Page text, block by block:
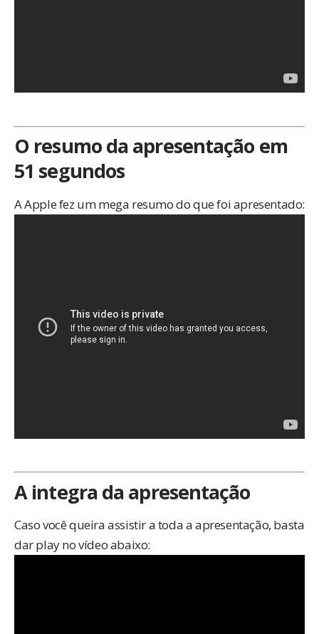
O resumo da apresentação em
51 segundos
A Apple fez um mega resumo do que foi apresentado:
A integra da apresentação
Caso você queira assistir a toda a apresentação, basta
dar play no vídeo abaixo: